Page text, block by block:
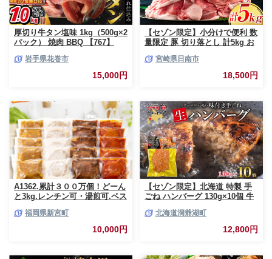
厚切り牛タン塩味 1kg（500g×2
パック） 焼肉 BBQ 【767】
岩手県花巻市
15,000円
【セゾン限定】小分けで便利 数
量限定 豚 切り落とし 計5kg お
空パック 個包装 万能食材 おす
すめ おかず 食品 炒め物 お弁当
豚丼 豚しゃぶ しゃぶしゃぶ 焼
贈答 プレゼント おすそ分け 宮
崎県 日南市 送料無料_CCV2-26
宮崎県日南市
18,500円
A1362.累計３００万個！どーん
と3kg.レンチン可・湯煎可.ベス
【150g×20個】【訳あり】【北
海道・沖縄・離島へ配送不可】
福岡県新宮町
10,000円
【セゾン限定】北海道 特製 手
ごね ハンバーグ 130g×10個 牛
肉屋 手作り 小分け ジューシー
おかず 本格的 簡単 調理 グルメ
お取り寄せ お肉屋 たどころ 送
北海道洞爺湖町
12,800円